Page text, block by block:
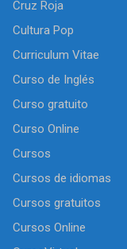
Cruz Roja
Cultura Pop
Curriculum Vitae
Curso de Inglés
Curso gratuito
Curso Online
Cursos
Cursos de idiomas
Cursos gratuitos
Cursos Online